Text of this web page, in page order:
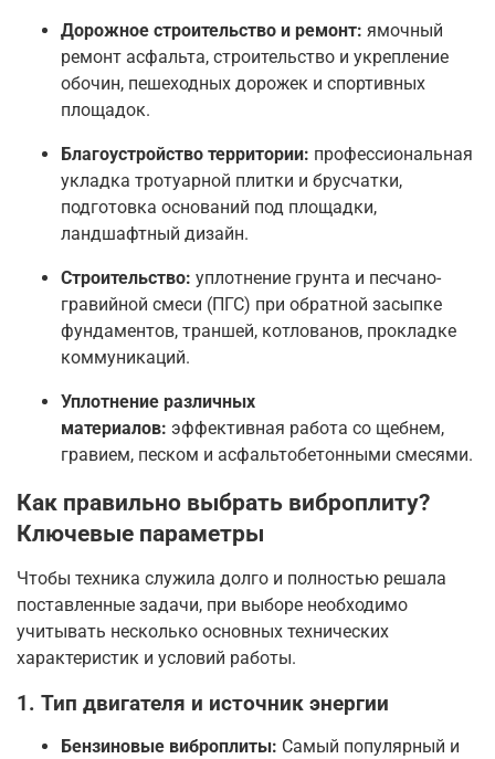
Дорожное строительство и ремонт: ямочный
ремонт асфальта, строительство и укрепление
обочин, пешеходных дорожек и спортивных
площадок.
Благоустройство территории: профессиональная
укладка тротуарной плитки и брусчатки,
подготовка оснований под площадки,
ландшафтный дизайн.
Строительство: уплотнение грунта и песчано-
гравийной смеси (ПГС) при обратной засыпке
фундаментов, траншей, котлованов, прокладке
коммуникаций.
Уплотнение различных
материалов: эффективная работа со щебнем,
гравием, песком и асфальтобетонными смесями.
Как правильно выбрать виброплиту?
Ключевые параметры
Чтобы техника служила долго и полностью решала
поставленные задачи, при выборе необходимо
учитывать несколько основных технических
характеристик и условий работы.
1. Тип двигателя и источник энергии
Бензиновые виброплиты: Самый популярный и